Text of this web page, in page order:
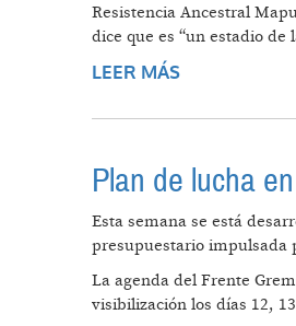
Resistencia Ancestral
dice que es “un estadio
LEER MÁS
Plan de lucha
Esta semana se está
presupuestario impulsada
La agenda del Frente
visibilización los días 12,